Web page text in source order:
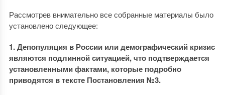
Рассмотрев внимательно все собранные материалы было
установлено следующее:
1. Депопуляция в России или демографический кризис
являются подлинной ситуацией, что подтверждается
установленными фактами, которые подробно
приводятся в тексте Постановления №3.